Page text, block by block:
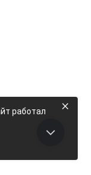
работал
×